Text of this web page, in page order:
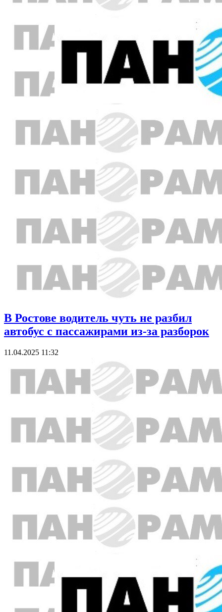
В Ростове водитель чуть не разбил
автобус с пассажирами из-за разборок
11.04.2025 11:32